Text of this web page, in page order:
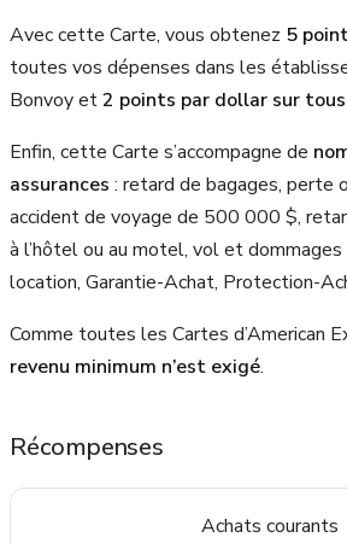
Avec cette Carte, vous obtenez 5
toutes vos dépenses dans les
Bonvoy et2 points par dollar sur
Enfin, cette Carte s’accompagne de
assurances : retard de bagages, perte
accident de voyage de 500 000 $,
à l’hôtel ou au motel, vol et
location, Garantie-Achat, Protection-
Comme toutes les Cartes d’American
revenu minimum n’est exigé.
Récompenses
Achats courants